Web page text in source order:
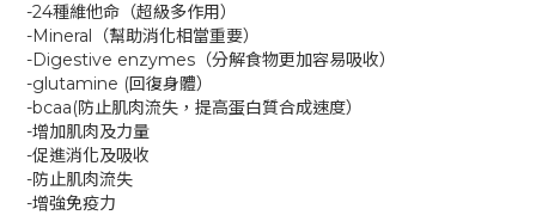
-24種維他命（超級多作用）
-Mineral（幫助消化相當重要）
-Digestive enzymes（分解食物更加容易吸收）
-glutamine (回復身體）
-bcaa(防止肌肉流失，提高蛋白質合成速度）
-增加肌肉及力量
-促進消化及吸收
-防止肌肉流失
-增強免疫力